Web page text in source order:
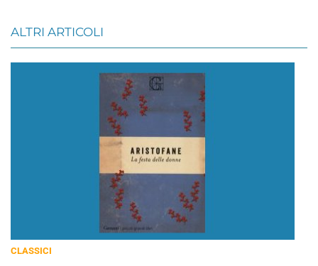
ALTRI ARTICOLI
CLASSICI